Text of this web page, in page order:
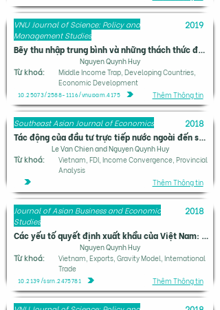
VNU Journal of Science: Policy and
Management Studies
2019
Bẽy thu nhập trung bình và những thách thức đối với các nước đang phát triển
Nguyen Quynh Huy
Từ khoá:
Middle Income Trap, Developing Countries,
Economic Development
10.25073/2588-1116/vnupam.4175 Thêm Thông tin
Southeast Asian Journal of Economics
2018
Tác động của đầu tư trực tiếp nước ngoài đến sự hội tụ thu nhập: Bằng chứng từ các tỉnh của Việt Nam
Le Van Chien and Nguyen Quynh Huy
Từ khoá:
Vietnam, FDI, Income Convergence, Provincial
Analysis
Thêm Thông tin
Journal of Asian Business and Economic
Studies
2018
Các yếu tố quyết định xuất khẩu của Việt Nam: Ứng dụng mô hình lực hấp dẫn
Nguyen Quynh Huy
Từ khoá:
Vietnam, Exports, Gravity Model, International
Trade
10.2139/ssrn.2475781 Thêm Thông tin